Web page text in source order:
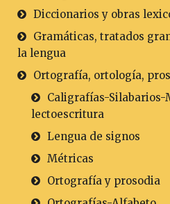
Diccionarios y obras
Gramáticas, tratados
la lengua
Ortografía, ortología,
Caligrafías-Silabarios-
lectoescritura
Lengua de signos
Métricas
Ortografía y prosodia